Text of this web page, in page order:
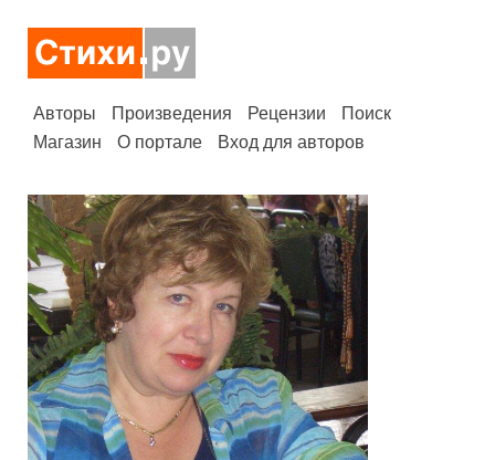
Авторы Произведения Рецензии
Поиск
Магазин
О портале Вход для авторов